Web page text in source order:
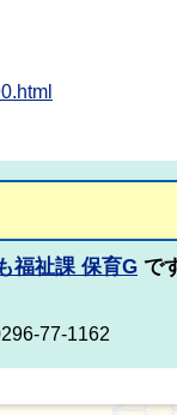
福祉課 保育G で
77-1162